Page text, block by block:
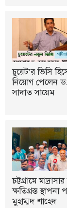
চুয়েট’র ভিসি
নিয়োগ পেলেন
সাদাত সায়েম
চট্টগ্রামে
ক্ষতিগ্রস্ত স্থাপনা
মুহাম্মদ শাহেদ